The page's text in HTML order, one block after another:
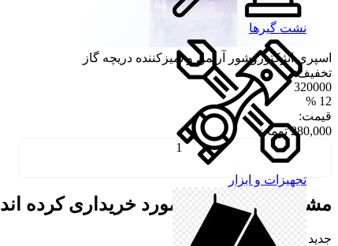
نشت گیرها
تجهیزات و ابزار
اسپری انژکتوروشور آرتمن و تمیزکننده دریچه گاز
تخفیف:
320000
12
%
قیمت:
280,000 تومان
مشتریانی که از این مورد خریداری کرده اند
جدید